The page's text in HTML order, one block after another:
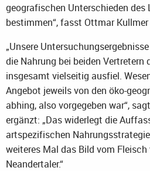
geografischen Unterschieden des
bestimmen“, fasst Ottmar
„Unsere
die Nahrung bei beiden Vertretern
insgesamt vielseitig ausfiel.
Angebot jeweils von den öko-
abhing, also vorgegeben war“,
ergänzt: „Das widerlegt die
artspezifischen
weiteres Mal das Bild vom Fleisch
Neandertaler.“